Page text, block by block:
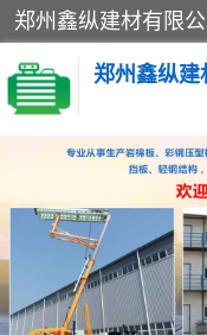
郑州鑫纵建
高空瓦机租赁
CZ型钢
PC多层板